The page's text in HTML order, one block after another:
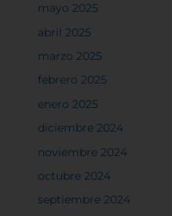
mayo 2025
abril 2025
marzo 2025
febrero 2025
enero 2025
diciembre 2024
noviembre 2024
octubre 2024
septiembre 2024